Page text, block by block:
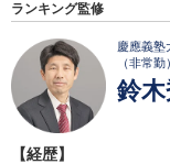
ランキング監修
慶應義塾
（非常勤）
鈴
【経歴】